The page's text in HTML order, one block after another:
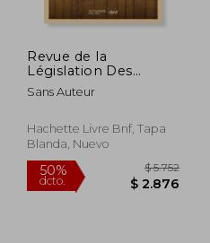
50%
dcto.
Revue de la
Législation Des
Mines(éd.1896) (en
Francés)
Sans Auteur
Hachette Livre Bnf, Tapa
Blanda, Nuevo